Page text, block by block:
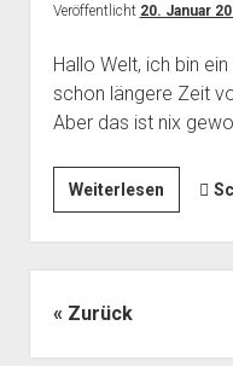
Veröffentlicht 20. Januar
Hallo Welt, ich bin
schon längere Zeit
Aber das ist nix
WeiterlesenHallo
Welt,
…
Beitragsnavigation
Zurück